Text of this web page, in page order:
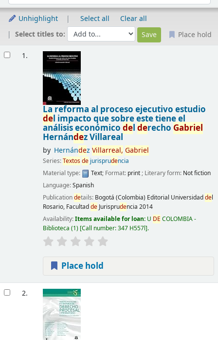
Unhighlight Select all
Clear all
Select titles to:
Place hold
1.
La reforma al proceso ejecutivo estudio
del impacto que sobre este tiene el
análisis económico del derecho Gabriel
Hernández Villareal
by Hernández Villarreal, Gabriel
Series:Textosdejurisprudencia
Material type:
Text; Format: print; Literary form: Not fiction
Language:Spanish
Publicationdetails: Bogotá (Colombia) Editorial Universidaddel
Rosario, FacultaddeJurisprudencia 2014
Availability:Items available for loan: U DE COLOMBIA -
Biblioteca (1) Call number:347 H557l .
Place hold
2.